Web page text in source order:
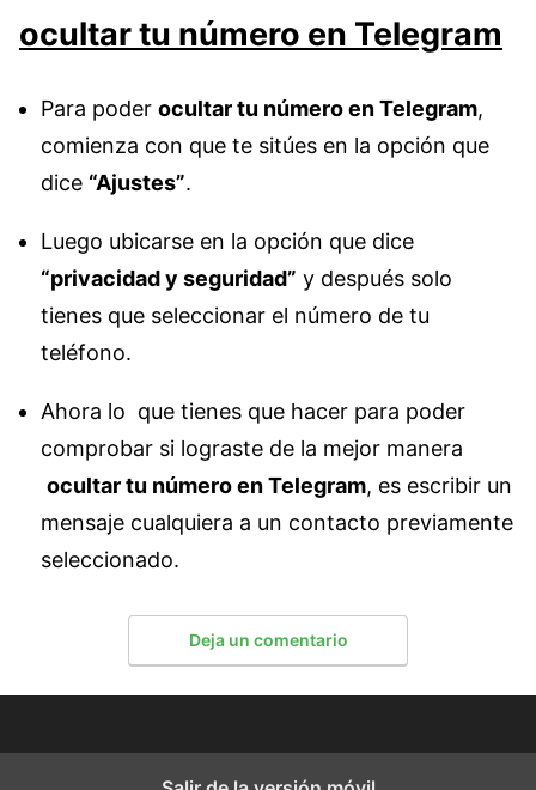
ocultar tu número en Telegram
Para poder ocultar tu número en Telegram,
comienza con que te sitúes en la opción que
dice “Ajustes”.
Luego ubicarse en la opción que dice
“privacidad y seguridad” y después solo
tienes que seleccionar el número de tu
teléfono.
Ahora lo que tienes que hacer para poder
comprobar si lograste de la mejor manera
ocultar tu número en Telegram, es escribir un
mensaje cualquiera a un contacto previamente
seleccionado.
Deja un comentario